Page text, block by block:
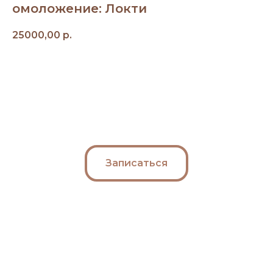
омоложение: Локти
25000,00 р.
Записаться